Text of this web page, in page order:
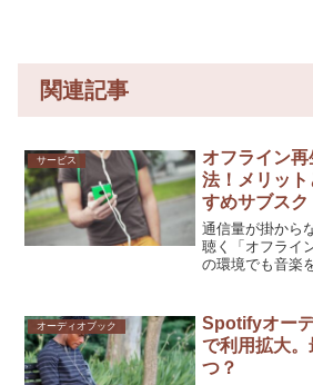
関連記事
サービス
オフライン
法！メリッ
すめサブスク
通信量が掛から
聴く「オフライ
の環境でも音楽
フェスでも。オ
リット、利用シ
音楽サブスクも
オーディオブック
Spotifyオー
で利用拡大
つ？